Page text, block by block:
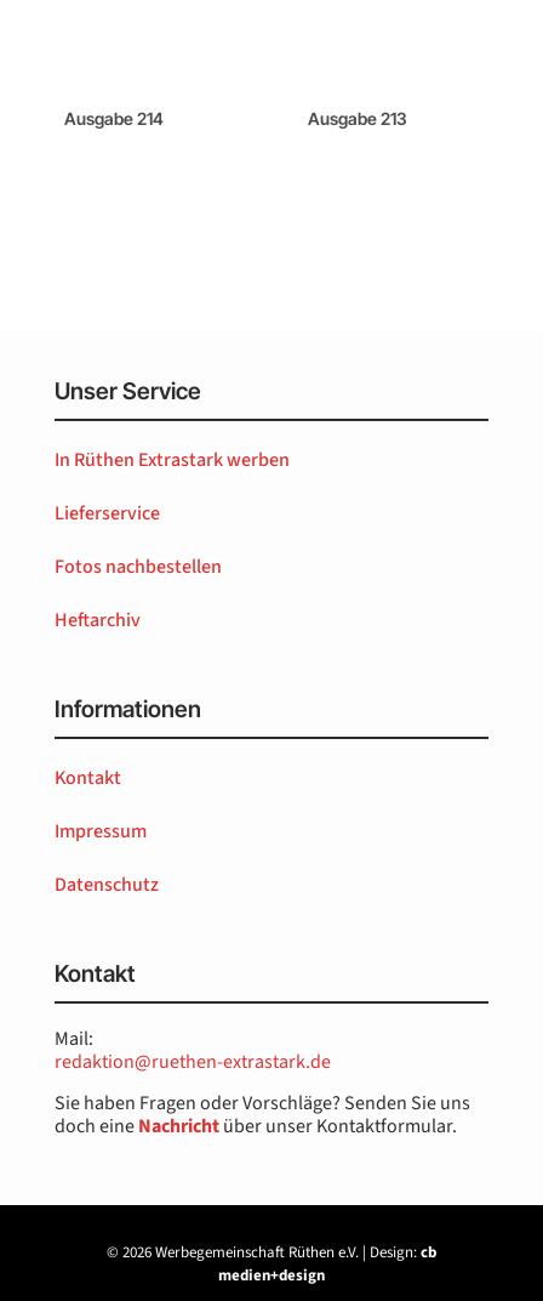
Ausgabe 214 Ausgabe 213
Unser Service
In Rüthen Extrastark werben
Lieferservice
Fotos nachbestellen
Heftarchiv
Informationen
Kontakt
Impressum
Datenschutz
Kontakt
Mail:
redaktion@ruethen-extrastark.de
Sie haben Fragen oder Vorschläge? Senden Sie uns
doch eineNachrichtüber unser Kontaktformular.
© 2026 Werbegemeinschaft Rüthen e.V. | Design:cb
medien+design